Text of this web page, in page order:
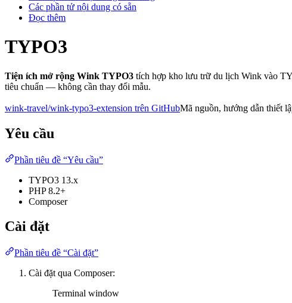
Các phần tử nội dung có sẵn
Đọc thêm
TYPO3
Tiện ích mở rộng Wink TYPO3 tích hợp kho lưu trữ du lịch Wink vào
tiêu chuẩn — không cần thay đổi mẫu.
wink-travel/wink-typo3-extension trên GitHubMã nguồn, hướng dẫn thiết
Yêu cầu
Phần tiêu đề “Yêu cầu”
TYPO3 13.x
PHP 8.2+
Composer
Cài đặt
Phần tiêu đề “Cài đặt”
Cài đặt qua Composer:
Terminal window